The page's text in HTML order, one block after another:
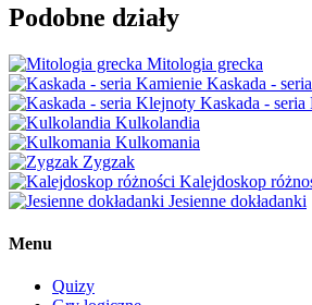
Podobne działy
Mitologia grecka
Kaskada -
Kaskada -
Kulkolandia
Kulkomania
Zygzak
Kalejdoskop
Jesienne dokładanki
Menu
Quizy